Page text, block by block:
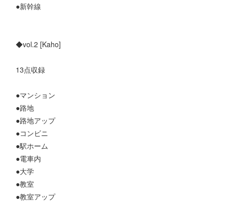
●新幹線
◆vol.2 [Kaho]
13点収録
●マンション
●路地
●路地アップ
●コンビニ
●駅ホーム
●電車内
●大学
●教室
●教室アップ